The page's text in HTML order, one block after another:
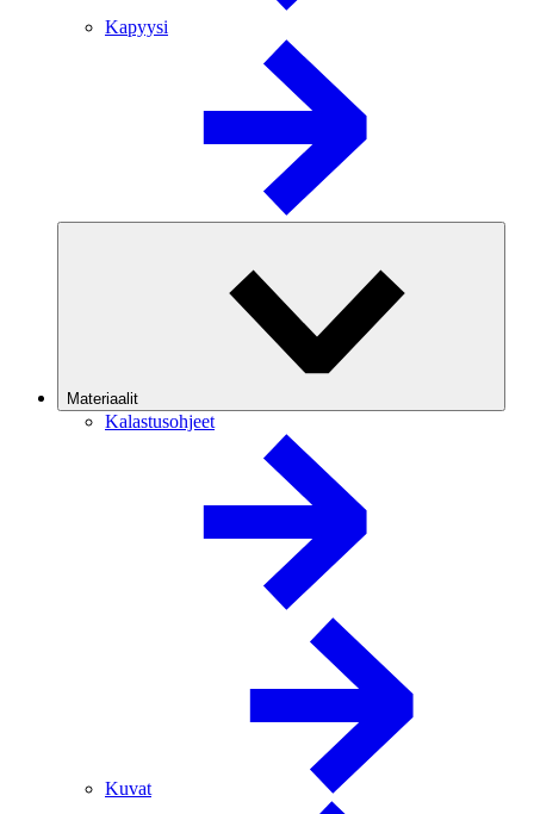
Kapyysi
Materiaalit
Kalastusohjeet
Kuvat